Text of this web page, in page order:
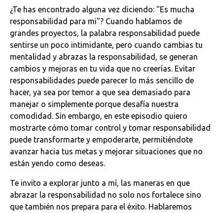
¿Te has encontrado alguna vez diciendo: "Es mucha
responsabilidad para mi"? Cuando hablamos de
grandes proyectos, la palabra responsabilidad puede
sentirse un poco intimidante, pero cuando cambias tu
mentalidad y abrazas la responsabilidad, se generan
cambios y mejoras en tu vida que no creerías. Evitar
responsabilidades puede parecer lo más sencillo de
hacer, ya sea por temor a que sea demasiado para
manejar o simplemente porque desafía nuestra
comodidad. Sin embargo, en este episodio quiero
mostrarte cómo tomar control y tomar responsabilidad
puede transformarte y empoderarte, permitiéndote
avanzar hacia tus metas y mejorar situaciones que no
están yendo como deseas.
Te invito a explorar junto a mí, las maneras en que
abrazar la responsabilidad no solo nos fortalece sino
que también nos prepara para el éxito. Hablaremos